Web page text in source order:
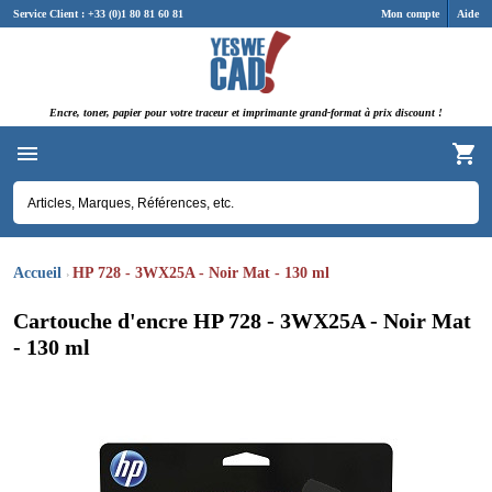
Mon compte Aide
Service Client : +33 (0)1 80 81 60 81
Encre, toner, papier pour votre traceur et imprimante grand-format à prix discount !
Accueil HP 728 - 3WX25A - Noir Mat - 130 ml
Cartouche d'encre HP 728 - 3WX25A - Noir Mat
- 130 ml
Panneau de gestion des cookies